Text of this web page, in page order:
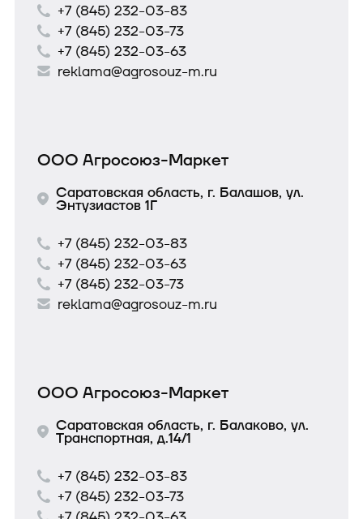
+7 (845) 232-03-83
+7 (845) 232-03-73
+7 (845) 232-03-63
reklama@agrosouz-m.ru
ООО Агросоюз-Маркет
Саратовская область, г. Балашов, ул.
Энтузиастов 1Г
+7 (845) 232-03-83
+7 (845) 232-03-63
+7 (845) 232-03-73
reklama@agrosouz-m.ru
ООО Агросоюз-Маркет
Саратовская область, г. Балаково, ул.
Транспортная, д.14/1
+7 (845) 232-03-83
+7 (845) 232-03-73